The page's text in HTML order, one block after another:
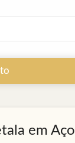
em Aço